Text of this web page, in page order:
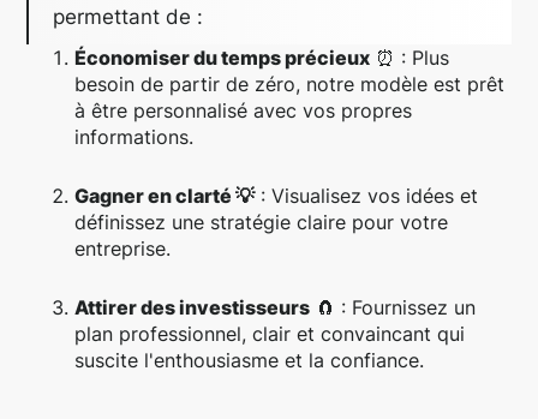
permettant de :
Économiser du temps précieux ⏰ : Plus
besoin de partir de zéro, notre modèle est prêt
à être personnalisé avec vos propres
informations.
Gagner en clarté 💡: Visualisez vos idées et
définissez une stratégie claire pour votre
entreprise.
Attirer des investisseurs 🧲 : Fournissez un
plan professionnel, clair et convaincant qui
suscite l'enthousiasme et la confiance.